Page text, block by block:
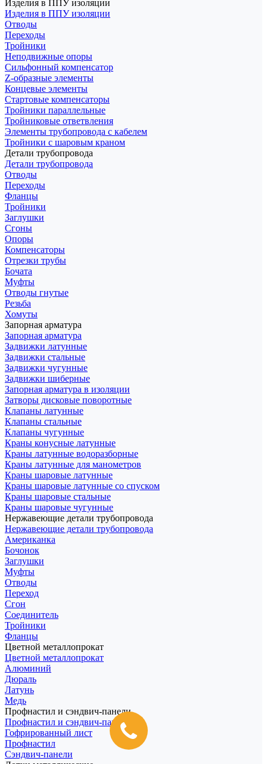
Изделия в ППУ изоляции
Изделия в ППУ изоляции
Отводы
Переходы
Тройники
Неподвижные опоры
Cильфонный компенсатор
Z-образные элементы
Концевые элементы
Стартовые компенсаторы
Тройники параллельные
Тройниковые ответвления
Элементы трубопровода с кабелем
Тройники с шаровым краном
Детали трубопровода
Детали трубопровода
Отводы
Переходы
Фланцы
Тройники
Заглушки
Сгоны
Опоры
Компенсаторы
Отрезки трубы
Бочата
Муфты
Отводы гнутые
Резьба
Хомуты
Запорная арматура
Запорная арматура
Задвижки латунные
Задвижки стальные
Задвижки чугунные
Задвижки шиберные
Запорная арматура в изоляции
Затворы дисковые поворотные
Клапаны латунные
Клапаны стальные
Клапаны чугунные
Краны конусные латунные
Краны латунные водоразборные
Краны латунные для манометров
Краны шаровые латунные
Краны шаровые латунные со спуском
Краны шаровые стальные
Краны шаровые чугунные
Нержавеющие детали трубопровода
Нержавеющие детали трубопровода
Американка
Бочонок
Заглушки
Муфты
Отводы
Переход
Сгон
Соединитель
Тройники
Фланцы
Цветной металлопрокат
Цветной металлопрокат
Алюминий
Дюраль
Латунь
Медь
Профнастил и сэндвич-панели
Профнастил и сэндвич-панели
Гофрированный лист
Профнастил
Сэндвич-панели